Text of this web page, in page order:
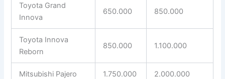
Toyota Grand
Innova
650.000 850.000
Toyota Innova
Reborn
850.000 1.100.000
Mitsubishi Pajero 1.750.000 2.000.000